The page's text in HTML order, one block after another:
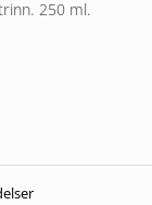
250 ml.